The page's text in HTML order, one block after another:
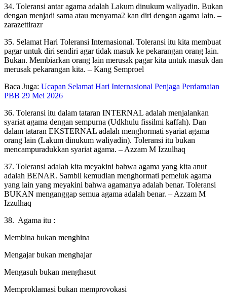
34. Toleransi antar agama adalah Lakum dinukum waliyadin. Bukan
dengan menjadi sama atau menyama2 kan diri dengan agama lain. –
zarazettirazr
35. Selamat Hari Toleransi Internasional. Toleransi itu kita membuat
pagar untuk diri sendiri agar tidak masuk ke pekarangan orang lain.
Bukan. Membiarkan orang lain merusak pagar kita untuk masuk dan
merusak pekarangan kita. – Kang Semproel
Baca Juga: Ucapan Selamat Hari Internasional Penjaga Perdamaian
PBB 29 Mei 2026
36. Toleransi itu dalam tataran INTERNAL adalah menjalankan
syariat agama dengan sempurna (Udkhulu fissilmi kaffah). Dan
dalam tataran EKSTERNAL adalah menghormati syariat agama
orang lain (Lakum dinukum waliyadin). Toleransi itu bukan
mencampuradukkan syariat agama. – Azzam M Izzulhaq
37. Toleransi adalah kita meyakini bahwa agama yang kita anut
adalah BENAR. Sambil kemudian menghormati pemeluk agama
yang lain yang meyakini bahwa agamanya adalah benar. Toleransi
BUKAN menganggap semua agama adalah benar. – Azzam M
Izzulhaq
38. Agama itu :
Membina bukan menghina
Mengajar bukan menghajar
Mengasuh bukan menghasut
Memproklamasi bukan memprovokasi